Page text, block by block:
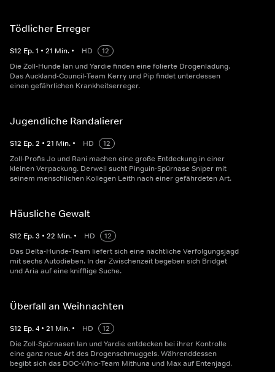
Tödlicher Erreger
S12 Ep.1 • 21 Min. • HD
12
Die Zoll-Hunde Ian und Yardie finden eine folierte Drogenladung.
Das Auckland-Council-Team Kerry und Pip findet unterdessen
einen gefährlichen Krankheitserreger.
Jugendliche Randalierer
S12 Ep.2 • 21 Min. • HD
12
Zoll-Profis Jo und Rani machen eine große Entdeckung in einer
kleinen Verpackung. Derweil sucht Pinguin-Spürnase Sniper mit
seinem menschlichen Kollegen Leith nach einer gefährdeten Art.
Häusliche Gewalt
S12 Ep.3 • 22 Min. • HD
12
Das Delta-Hunde-Team liefert sich eine nächtliche Verfolgungsjagd
mit sechs Autodieben. In der Zwischenzeit begeben sich Bridget
und Aria auf eine knifflige Suche.
Überfall an Weihnachten
S12 Ep.4 • 21 Min. • HD
12
Die Zoll-Spürnasen Ian und Yardie entdecken bei ihrer Kontrolle
eine ganz neue Art des Drogenschmuggels. Währenddessen
begibt sich das DOC-Whio-Team Mithuna und Max auf Entenjagd.